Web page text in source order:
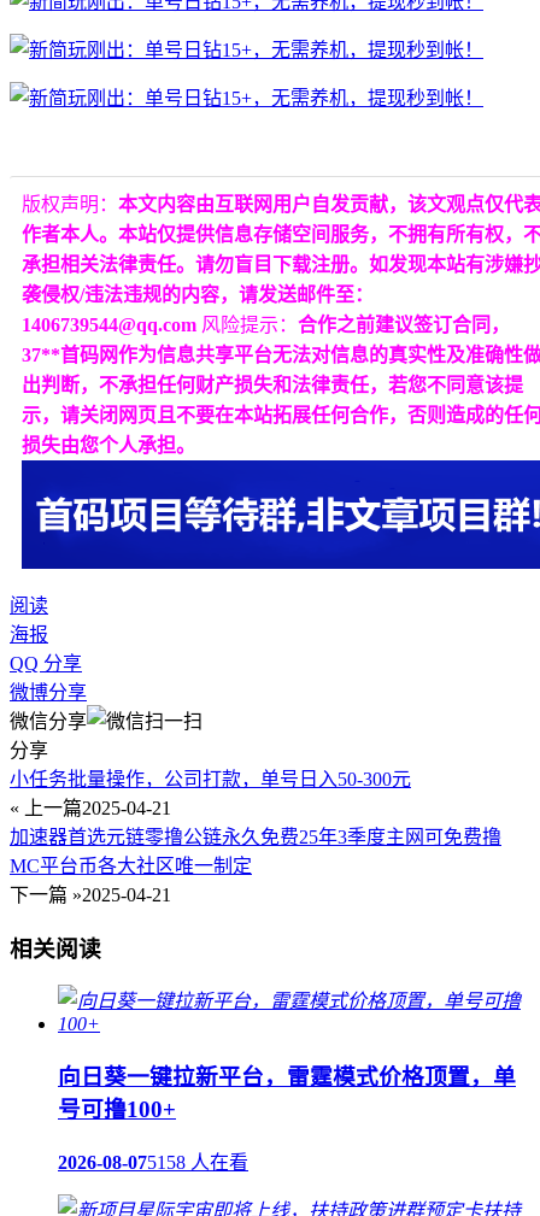
版权声明： 本文内容由互联网用户自发贡献，该文观点仅代
作者本人。本站仅提供信息存储空间服务，不拥有所有权，
承担相关法律责任。请勿盲目下载注册。如发现本站有涉嫌
袭侵权/违法违规的内容，请发送邮件至：
1406739544@qq.com 风险提示： 合作之前建议签订合同，
37**首码网作为信息共享平台无法对信息的真实性及准确性
出判断，不承担任何财产损失和法律责任，若您不同意该提
示，请关闭网页且不要在本站拓展任何合作，否则造成的任
损失由您个人承担。
阅读
海报
QQ 分享
微博分享
微信分享
分享
小任务批量操作，公司打款，单号日入50-300元
« 上一篇2025-04-21
加速器首选元链零撸公链永久免费25年3季度主网可免费撸
MC平台币各大社区唯一制定
下一篇 »2025-04-21
相关阅读
向日葵一键拉新平台，雷霆模式价格顶置，单
号可撸100+
2026-08-075158 人在看